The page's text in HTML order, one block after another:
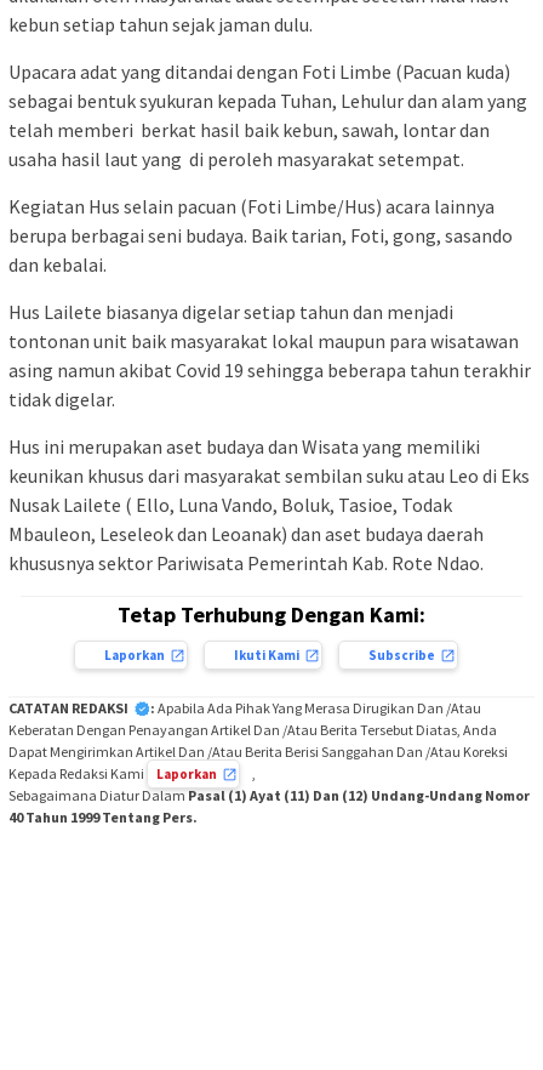
kebun setiap tahun sejak jaman dulu.
Upacara adat yang ditandai dengan Foti Limbe (Pacuan kuda)
sebagai bentuk syukuran kepada Tuhan, Lehulur dan alam yang
telah memberi berkat hasil baik kebun, sawah, lontar dan
usaha hasil laut yang di peroleh masyarakat setempat.
Kegiatan Hus selain pacuan (Foti Limbe/Hus) acara lainnya
berupa berbagai seni budaya. Baik tarian, Foti, gong, sasando
dan kebalai.
Hus Lailete biasanya digelar setiap tahun dan menjadi
tontonan unit baik masyarakat lokal maupun para wisatawan
asing namun akibat Covid 19 sehingga beberapa tahun terakhir
tidak digelar.
Hus ini merupakan aset budaya dan Wisata yang memiliki
keunikan khusus dari masyarakat sembilan suku atau Leo di Eks
Nusak Lailete ( Ello, Luna Vando, Boluk, Tasioe, Todak
Mbauleon, Leseleok dan Leoanak) dan aset budaya daerah
khususnya sektor Pariwisata Pemerintah Kab. Rote Ndao.
Tetap Terhubung Dengan Kami:
Laporkan Ikuti Kami Subscribe
CATATAN REDAKSI : Apabila Ada Pihak Yang Merasa Dirugikan Dan /Atau
Keberatan Dengan Penayangan Artikel Dan /Atau Berita Tersebut Diatas, Anda
Dapat Mengirimkan Artikel Dan /Atau Berita Berisi Sanggahan Dan /Atau Koreksi
Kepada Redaksi Kami
Laporkan
Sebagaimana Diatur DalamPasal (1) Ayat (11) Dan (12) Undang-Undang Nomor
40 Tahun 1999 Tentang Pers.